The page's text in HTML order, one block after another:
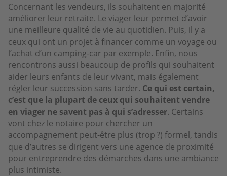
Concernant les vendeurs, ils souhaitent en majorité
améliorer leur retraite. Le viager leur permet d’avoir
une meilleure qualité de vie au quotidien. Puis, il y a
ceux qui ont un projet à financer comme un voyage ou
l’achat d’un camping-car par exemple. Enfin, nous
rencontrons aussi beaucoup de profils qui souhaitent
aider leurs enfants de leur vivant, mais également
régler leur succession sans tarder. Ce qui est certain,
c’est que la plupart de ceux qui souhaitent vendre
en viager ne savent pas à qui s’adresser. Certains
vont chez le notaire pour chercher un
accompagnement peut-être plus (trop ?) formel, tandis
que d’autres se dirigent vers une agence de proximité
pour entreprendre des démarches dans une ambiance
plus intimiste.